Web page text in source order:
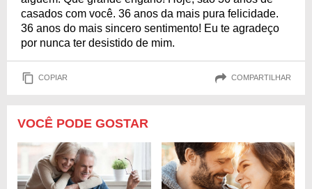
casados com você. 36 anos da mais pura felicidade.
36 anos do mais sincero sentimento! Eu te agradeço
por nunca ter desistido de mim.
COPIAR COMPARTILHAR
VOCÊ PODE GOSTAR